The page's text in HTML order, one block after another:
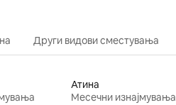
Други видови сместувања
Атина
Месечни изнајмувања